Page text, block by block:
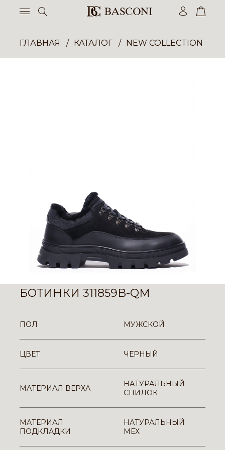
ГЛАВНАЯ КАТАЛОГ NEW COLLECTION
БОТИНКИ 311859B-QM
ПОЛ МУЖСКОЙ
ЦВЕТ ЧЕРНЫЙ
МАТЕРИАЛ ВЕРХА
НАТУРАЛЬНЫЙ
СПИЛОК
МАТЕРИАЛ
ПОДКЛАДКИ
НАТУРАЛЬНЫЙ
МЕХ